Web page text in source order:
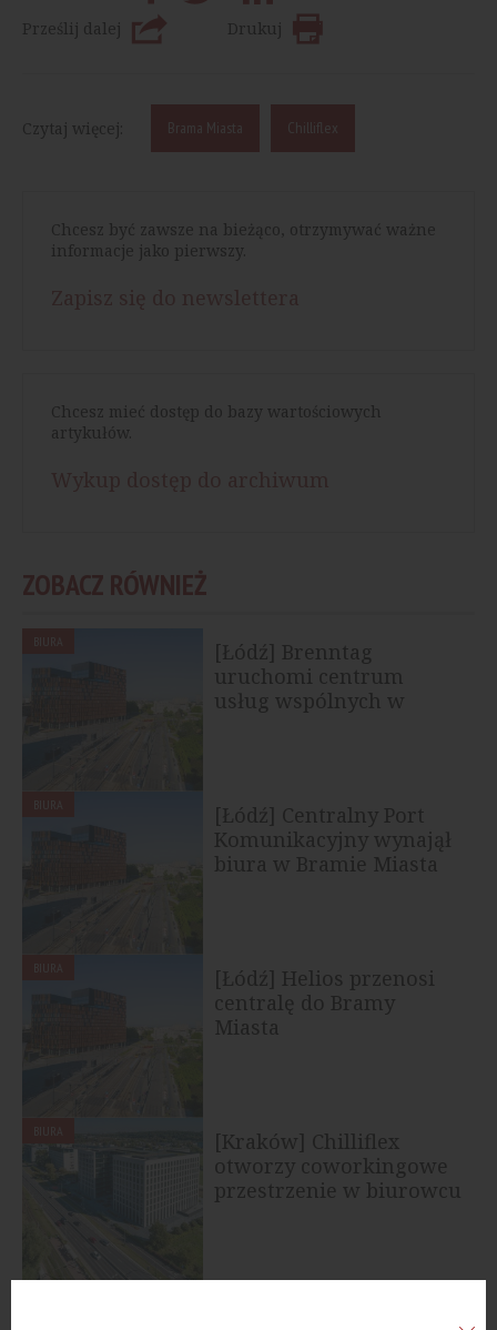
Prześlij dalej
Drukuj
Czytaj więcej: Brama Miasta Chilliflex
Chcesz być zawsze na bieżąco, otrzymywać ważne
informacje jako pierwszy.
Chcesz mieć dostęp do bazy wartościowych
artykułów.
ZOBACZ RÓWNIEŻ
[Łódź] Brenntag
uruchomi centrum
usług wspólnych w
[Łódź] Centralny Port
Komunikacyjny wynajął
biura w Bramie Miasta
[Łódź] Helios przenosi
centralę do Bramy
Miasta
[Kraków] Chilliflex
otworzy coworkingowe
przestrzenie w biurowcu